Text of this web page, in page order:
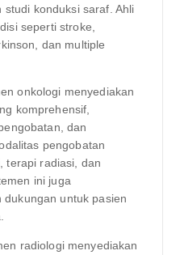
studi konduksi saraf. Ahli
seperti stroke,
dan multiple
onkologi menyediakan
komprehensif,
dan
pengobatan
terapi radiasi, dan
ini juga
dukungan untuk pasien
radiologi menyediakan